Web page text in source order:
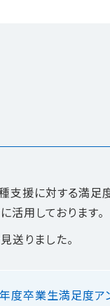
援に対する満足
用しております。
送りました。
度卒業生満足度ア